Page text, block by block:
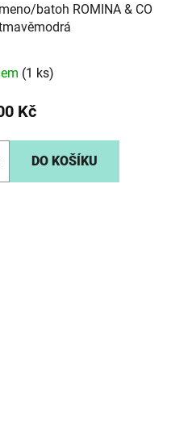
batoh ROMINA & CO
(1 ks)
Kč
DO KOŠÍKU